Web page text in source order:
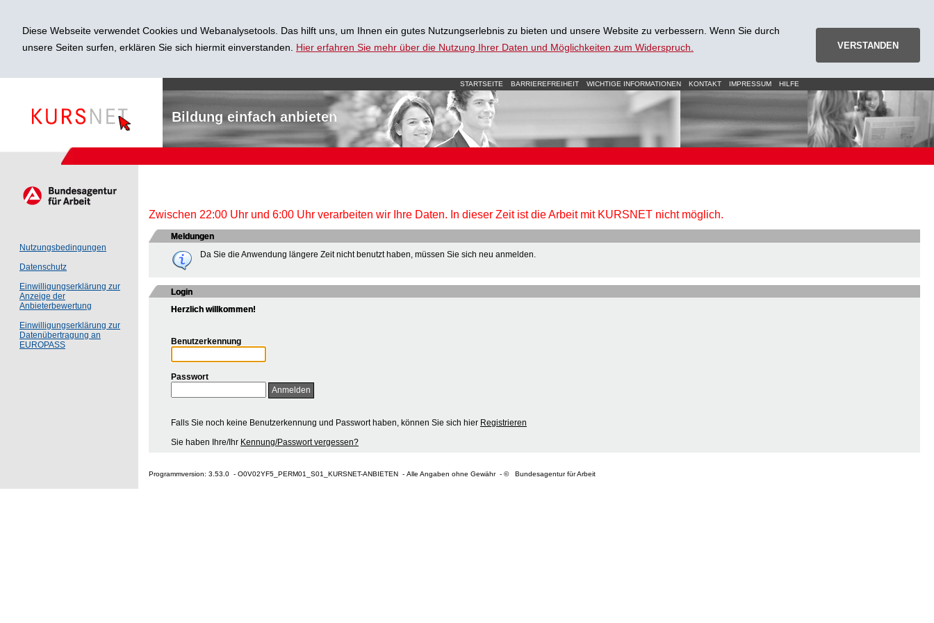
Diese Webseite verwendet Cookies und Webanalysetools. Das hilft uns, um Ihnen ein gutes Nutzungserlebnis zu bieten und unsere Website zu verbessern. Wenn Sie durch
unsere Seiten surfen, erklären Sie sich hiermit einverstanden. Hier erfahren Sie mehr über die Nutzung Ihrer Daten und Möglichkeiten zum Widerspruch. VERSTANDEN
STARTSEITE BARRIEREFREIHEIT WICHTIGE INFORMATIONEN KONTAKT IMPRESSUM HILFE
Bildung einfach anbieten
Nutzungsbedingungen
Datenschutz
Einwilligungserklärung zur
Anzeige der
Anbieterbewertung
Einwilligungserklärung zur
Datenübertragung an
EUROPASS
Zwischen 22:00 Uhr und 6:00 Uhr verarbeiten wir Ihre Daten. In dieser Zeit ist die Arbeit mit KURSNET nicht möglich.
Meldungen
Da Sie die Anwendung längere Zeit nicht benutzt haben, müssen Sie sich neu anmelden.
Login
Herzlich willkommen!
Benutzerkennung
Passwort
Falls Sie noch keine Benutzerkennung und Passwort haben, können Sie sich hier Registrieren
Sie haben Ihre/Ihr Kennung/Passwort vergessen?
Programmversion: 3.53.0 - O0V02YF5_PERM01_S01_KURSNET-ANBIETEN - Alle Angaben ohne Gewähr - © Bundesagentur für Arbeit